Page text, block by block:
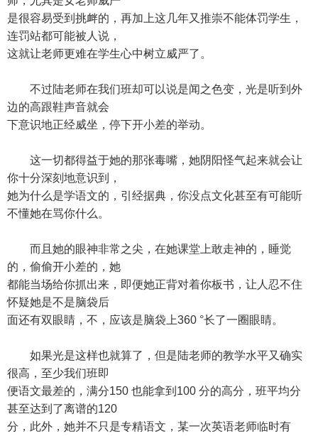
是很容易受到挑衅的，再加上这几年又推崇不能体罚学生，
连罚站都可能被人说，
这就让老师更难在学生心中树立威严了。
不过陆老师在我们班却可以说是闻之色变，光是听到外
边的高跟鞋声音就会
下意识地正经威坐，停下开小差的举动。
这一切都得益于她的那张毒嘴，她阴阳怪气起来就会让
你十分深刻地意识到，
她为什么是学语文的，引经据典，你没点文化甚至有可能听
不懂她在骂你什么。
而且她的眼神非常之尖，在她课堂上敢走神的，睡觉
的，偷偷开小差的，她
都能当场给你抓出来，即便她正背对着你板书，让人忍不住
怀疑她是不是脑袋后
面还有双眼睛，不，应该是脑袋上360 °长了一圈眼睛。
如果光是这样也就算了，但是陆老师的教学水平又确实
很高，至少我们班即
便语文最差的，满分150 也能拿到100 分的高分，班平均分
甚至达到了离谱的120
分，此外，她并不只是专精语文，某一次英语老师临时有